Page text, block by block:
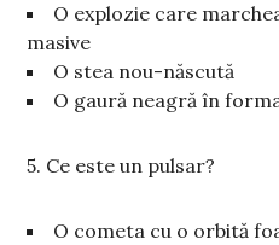
O explozie care
masive
O stea nou-născută
O gaură neagră în
5. Ce este un pulsar?
O cometa cu o orbită